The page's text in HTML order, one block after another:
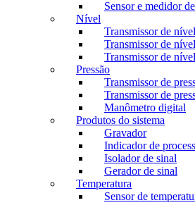
Sensor e medidor
Nível
Transmissor de
Transmissor de
Transmissor de
Pressão
Transmissor de
Transmissor de
Manômetro digital
Produtos do sistema
Gravador
Indicador de
Isolador de sinal
Gerador de sinal
Temperatura
Sensor de